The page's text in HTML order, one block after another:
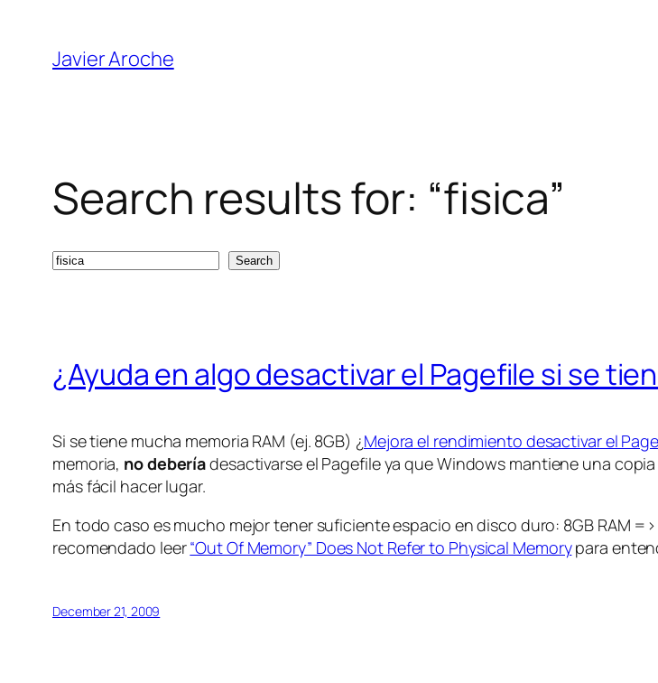
content
Javier Aroche
Search results for: “fisica”
Search Search
¿Ayuda en algo desactivar el Pagefile si se
Si se tiene mucha memoria RAM (ej. 8GB) ¿Mejora el rendimiento desactivar el
memoria, no deberíadesactivarse el Pagefile ya que Windows mantiene una copia
más fácil hacer lugar.
En todo caso es mucho mejor tener suficiente espacio en disco duro: 8GB RAM =>
recomendado leer“Out Of Memory” Does Not Refer to Physical Memorypara
December 21, 2009